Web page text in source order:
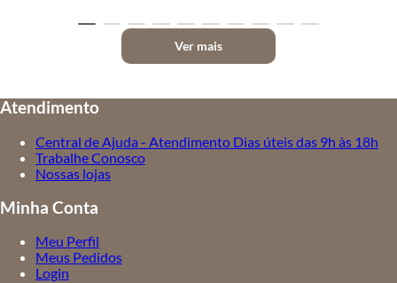
Ver mais
Atendimento
Central de Ajuda - Atendimento Dias úteis das 9h às 18h
Trabalhe Conosco
Nossas lojas
Minha Conta
Meu Perfil
Meus Pedidos
Login